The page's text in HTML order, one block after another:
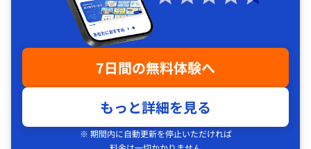
7日間の無料体験へ
もっと詳細を見る
※ 期間内に自動更新を停止いただければ